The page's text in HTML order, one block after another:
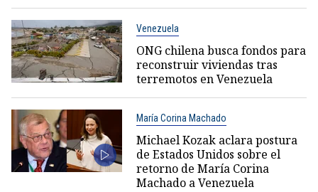
Venezuela
ONG chilena busca fondos para
reconstruir viviendas tras
terremotos en Venezuela
María Corina Machado
Michael Kozak aclara postura
de Estados Unidos sobre el
retorno de María Corina
Machado a Venezuela